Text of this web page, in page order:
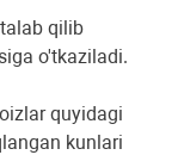
qilib
o'tkaziladi.
quyidagi
kunlari